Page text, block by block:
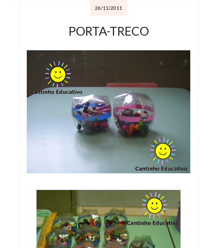
26/11/2011
PORTA-TRECO